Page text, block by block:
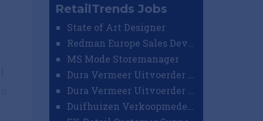
RetailTrends Jobs
State of Art Designer
MS Mode Storemanager